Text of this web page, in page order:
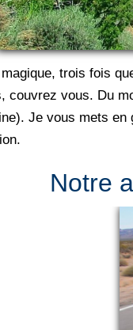
trois fois
couvrez vous. Du
Je vous mets
Notre